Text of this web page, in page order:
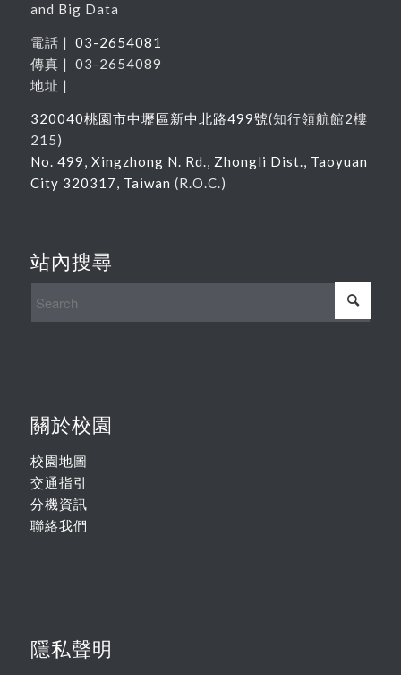
and Big Data
電話 | 03-2654081
傳真 | 03-2654089
地址 |
320040桃園市中壢區新中北路499號(知行領航館2樓
215)
No. 499, Xingzhong N. Rd., Zhongli Dist., Taoyuan
City 320317, Taiwan (R.O.C.)
站內搜尋
關於校園
校園地圖
交通指引
分機資訊
聯絡我們
隱私聲明